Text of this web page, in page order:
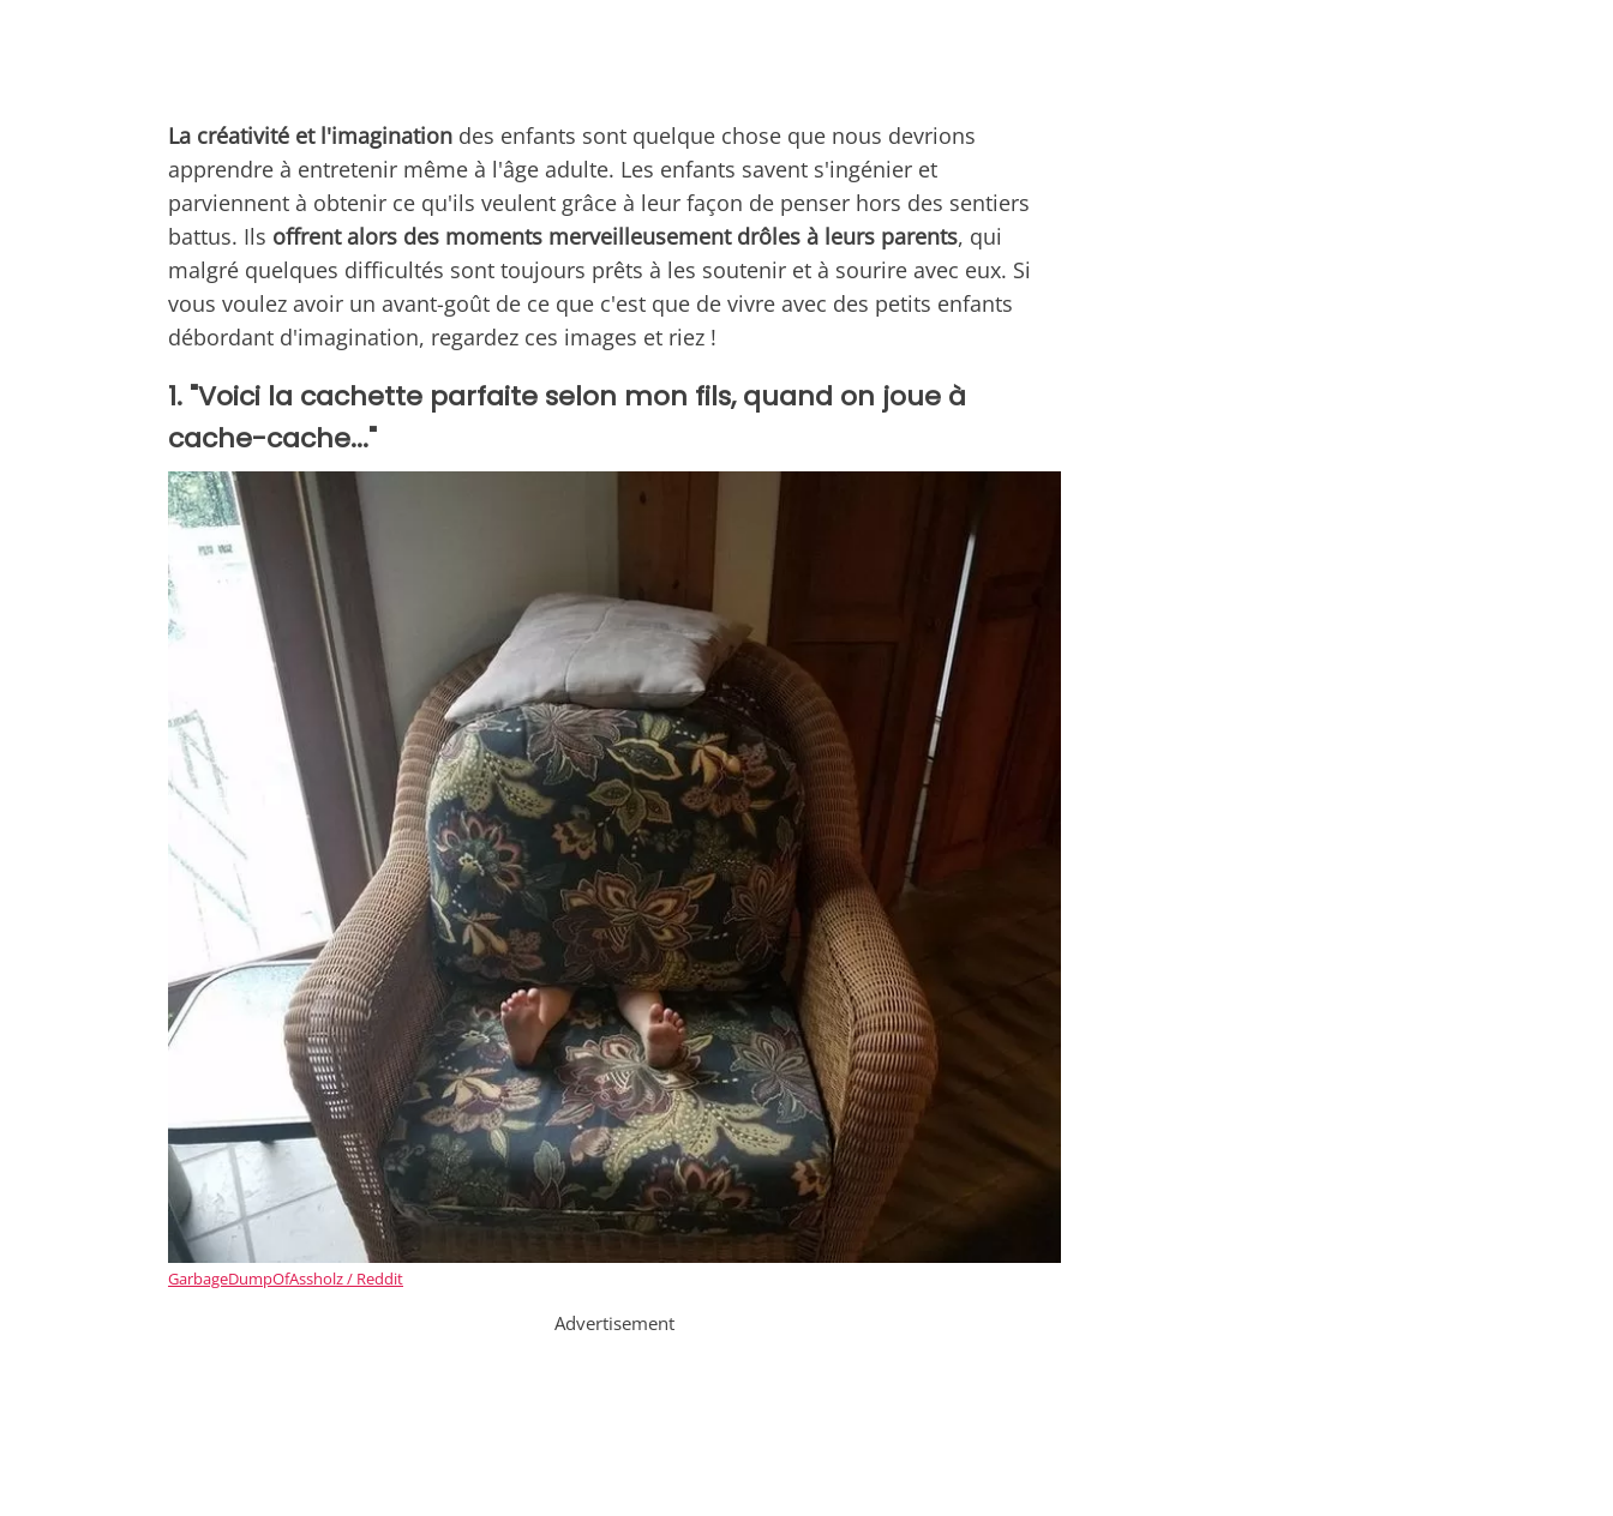
La créativité et l'imagination des enfants sont quelque chose que nous devrions
apprendre à entretenir même à l'âge adulte. Les enfants savent s'ingénier et
parviennent à obtenir ce qu'ils veulent grâce à leur façon de penser hors des sentiers
battus. Ils offrent alors des moments merveilleusement drôles à leurs parents, qui
malgré quelques difficultés sont toujours prêts à les soutenir et à sourire avec eux. Si
vous voulez avoir un avant-goût de ce que c'est que de vivre avec des petits enfants
débordant d'imagination, regardez ces images et riez !
1. "Voici la cachette parfaite selon mon fils, quand on joue à
cache-cache..."
GarbageDumpOfAssholz / Reddit
Advertisement